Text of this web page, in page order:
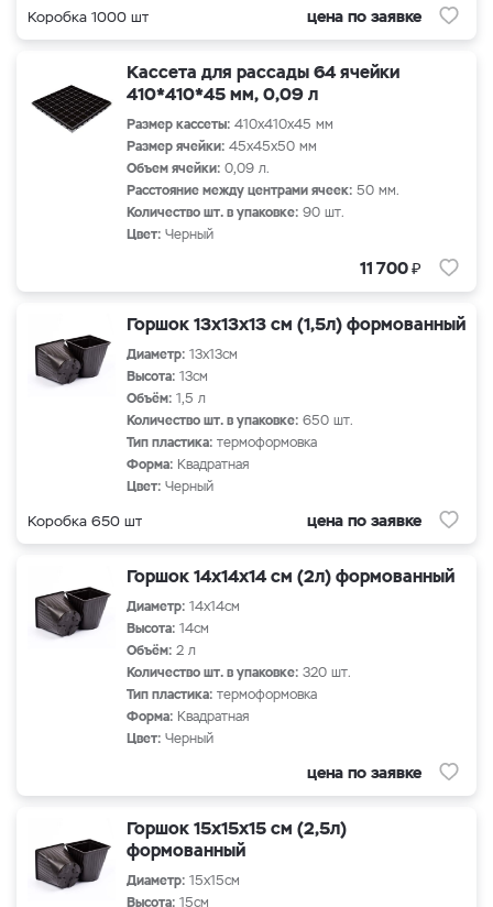
Коробка 1000 шт цена по заявке
Кассета для рассады 64 ячейки
410*410*45 мм, 0,09 л
Размер кассеты: 410х410х45 мм
Размер ячейки: 45х45х50 мм
Объем ячейки: 0,09 л.
Расстояние между центрами ячеек: 50 мм.
Количество шт. в упаковке: 90 шт.
Цвет: Черный
11 700₽
Горшок 13х13х13 см (1,5л) формованный
Диаметр: 13х13см
Высота: 13см
Объём: 1,5 л
Количество шт. в упаковке: 650 шт.
Тип пластика: термоформовка
Форма: Квадратная
Цвет: Черный
Коробка 650 шт цена по заявке
Горшок 14х14х14 см (2л) формованный
Диаметр: 14х14см
Высота: 14см
Объём: 2 л
Количество шт. в упаковке: 320 шт.
Тип пластика: термоформовка
Форма: Квадратная
Цвет: Черный
цена по заявке
Горшок 15х15х15 см (2,5л)
формованный
Диаметр: 15х15см
Высота: 15см